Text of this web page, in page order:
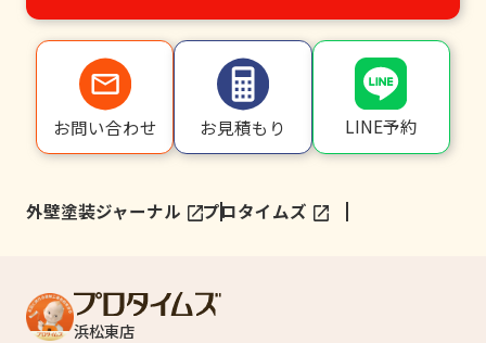
お問い合わせ お見積もり LINE予約
外壁塗装ジャーナル プロタイムズ
浜松東店